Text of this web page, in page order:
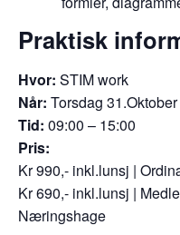
Praktisk
Hvor: STIM work
Når: Torsdag 31.Oktober
Tid: 09:00 – 15:00
Pris:
Kr 990,- inkl.lunsj |
Kr 690,- inkl.lunsj |
Næringshage